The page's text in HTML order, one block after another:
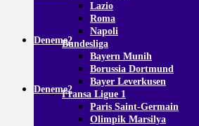
Lazio
Roma
Napoli
Bundesliga
Bayern Munih
Borussia Dortmund
Bayer Leverkusen
Fransa Ligue 1
Paris Saint-Germain
Olimpik Marsilya
Deneme2
Deneme2